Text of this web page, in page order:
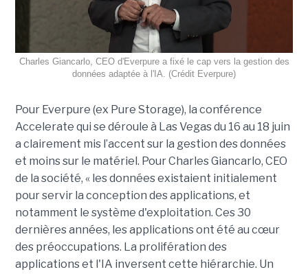
Charles Giancarlo, CEO d'Everpure a fixé le cap vers la gestion des
données adaptée à l'IA. (Crédit Everpure)
Pour Everpure (ex Pure Storage), la conférence
Accelerate qui se déroule à Las Vegas du 16 au 18 juin
a clairement mis l’accent sur la gestion des données
et moins sur le matériel. Pour Charles Giancarlo, CEO
de la société, « les données existaient initialement
pour servir la conception des applications, et
notamment le système d'exploitation. Ces 30
dernières années, les applications ont été au cœur
des préoccupations. La prolifération des
applications et l'IA inversent cette hiérarchie. Un